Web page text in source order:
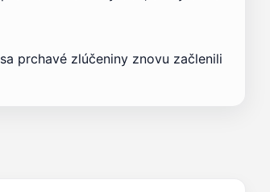
prchavé zlúčeniny znovu začlenili